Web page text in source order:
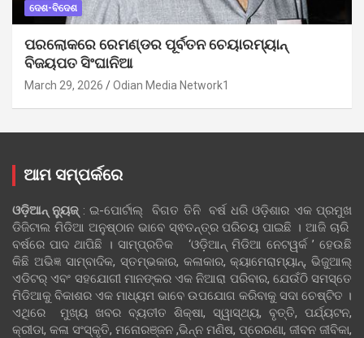
ଦେଶ-ବିଦେଶ
ପରଲୋକରେ ରେମଣ୍ଡର ପୂର୍ବତନ ଚେୟାରମ୍ୟାନ୍
ବିଜୟପତ ସିଂଘାନିଆ
March 29, 2026 Odian Media Network1
ଆମ ସମ୍ପର୍କରେ
ଓଡ଼ିଆନ୍‍ ନ୍ୟୁଜ୍‍: ଇ-ପୋର୍ଟାଲ୍ ବିଗତ ତିନି ବର୍ଷ ଧରି ଓଡ଼ିଶାର ଏକ ପ୍ରମୁଖ
ଡିଜିଟାଲ ମିଡିଆ ଅନୁଷ୍ଠାନ ଭାବେ ସ୍ଵତନ୍ତ୍ର ପରିଚୟ ପାଇଛି । ଆଜି ଚାରି
ବର୍ଷରେ ପାଦ ଥାପିଛି । ସାମ୍ପ୍ରତିକ ‘ଓଡ଼ିଆନ୍‍ ମିଡିଆ ନେଟୱର୍କ ’ ହେଉଛି
କିଛି ଅଭିଜ୍ଞ ସାମ୍ବାଦିକ, ସ୍ତମ୍ଭକାର, କଳାକାର, କ୍ୟାମେରାମ୍ୟାନ୍, ଭିଜୁଆଲ୍
ଏଡିଟର୍ ଏବଂ ସହଯୋଗୀ ମାନଙ୍କର ଏକ ନିଆରା ପରିବାର, ଯେଉଁଠି ସମସ୍ତେ
ମିଡିଆକୁ ବିକାଶର ଏକ ମାଧ୍ୟମ ଭାବେ ଉପଯୋଗ କରିବାକୁ ସଦା ଚେଷ୍ଟିତ ।
ଏଥିରେ ମୁଖ୍ୟ ଖବର ବ୍ୟତୀତ ଶିକ୍ଷା, ସ୍ୱାସ୍ଥ୍ୟ, ବୃତ୍ତି, ପର୍ଯ୍ୟଟନ,
କ୍ରୀଡା, କଳା ସଂସ୍କୃତି, ମନୋରଞ୍ଜନ ,ଭିନ୍ନ ମଣିଷ, ପ୍ରେରଣା, ଜୀବନ ଜୀବିକା,